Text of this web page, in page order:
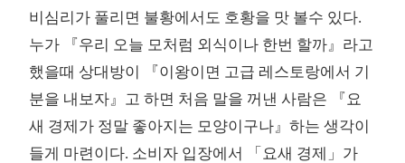
비심리가 풀리면 불황에서도 호황을 맛 볼수 있다.
누가 『우리 오늘 모처럼 외식이나 한번 할까』라고
했을때 상대방이 『이왕이면 고급 레스토랑에서 기
분을 내보자』고 하면 처음 말을 꺼낸 사람은 『요
새 경제가 정말 좋아지는 모양이구나』하는 생각이
들게 마련이다. 소비자 입장에서 「요새 경제」가